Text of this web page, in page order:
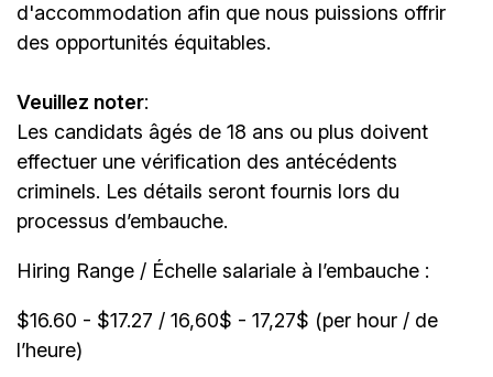
d'accommodation afin que nous puissions offrir
des opportunités équitables.
Veuillez noter:
Les candidats âgés de 18 ans ou plus doivent
effectuer une vérification des antécédents
criminels. Les détails seront fournis lors du
processus d’embauche.
Hiring Range / Échelle salariale à l’embauche :
$16.60 - $17.27 / 16,60$ - 17,27$ (per hour / de
l’heure)